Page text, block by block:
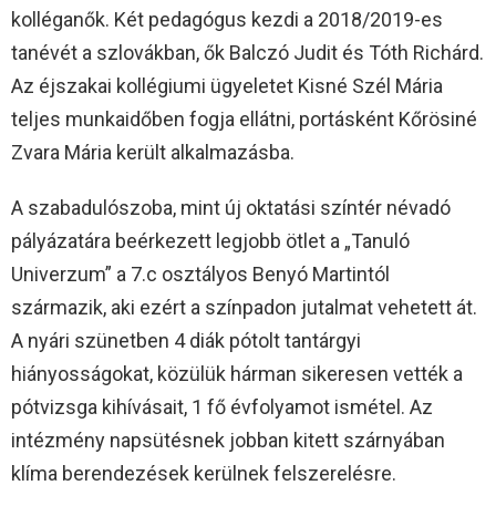
kolléganők. Két pedagógus kezdi a 2018/2019-es
tanévét a szlovákban, ők Balczó Judit és Tóth Richárd.
Az éjszakai kollégiumi ügyeletet Kisné Szél Mária
teljes munkaidőben fogja ellátni, portásként Kőrösiné
Zvara Mária került alkalmazásba.
A szabadulószoba, mint új oktatási színtér névadó
pályázatára beérkezett legjobb ötlet a „Tanuló
Univerzum” a 7.c osztályos Benyó Martintól
származik, aki ezért a színpadon jutalmat vehetett át.
A nyári szünetben 4 diák pótolt tantárgyi
hiányosságokat, közülük hárman sikeresen vették a
pótvizsga kihívásait, 1 fő évfolyamot ismétel. Az
intézmény napsütésnek jobban kitett szárnyában
klíma berendezések kerülnek felszerelésre.